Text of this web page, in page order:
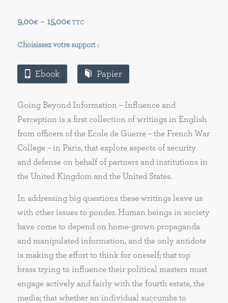
9,00€ – 15,00€Plage
prix :
15,00€
TTC
Choisissez votre support :
Ebook Papier
Going Beyond Information – Influence and
Perception is a first collection of writings in English
from officers of the Ecole de Guerre – the French War
College – in Paris, that explore aspects of security
and defense on behalf of partners and institutions in
the United Kingdom and the United States.
In addressing big questions these writings leave us
with other issues to ponder. Human beings in society
have come to depend on home-grown propaganda
and manipulated information, and the only antidote
is making the effort to think for oneself; that top
brass trying to influence their political masters must
engage actively and fairly with the fourth estate, the
media; that whether an individual succumbs to